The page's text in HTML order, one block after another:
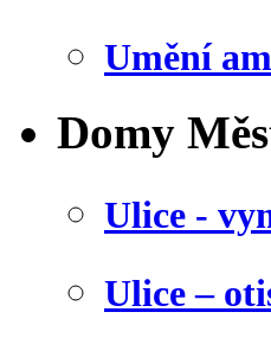
Umění
Domy
Ulice -
Ulice –